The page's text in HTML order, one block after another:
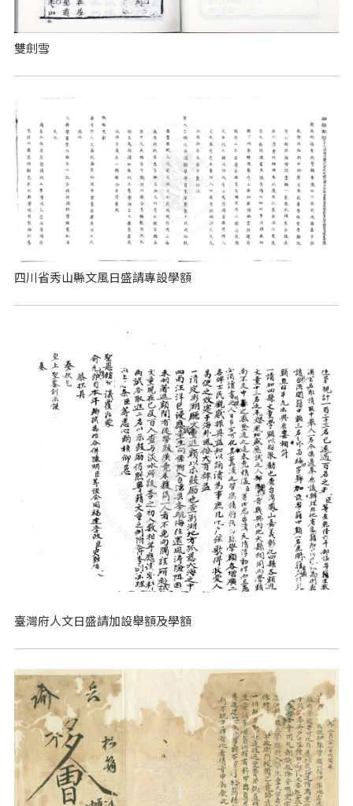
雙劍雪
四川省秀山縣文風日盛請專設學額
臺灣府人文日盛請加設舉額及學額